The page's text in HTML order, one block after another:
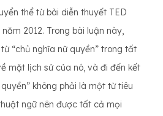
thể từ bài diễn thuyết TED
2012. Trong bài luận này,
“chủ nghĩa nữ quyền” trong tất
mặt lịch sử của nó, và đi đến kết
không phải là một từ tiêu
ngữ nên được tất cả mọi